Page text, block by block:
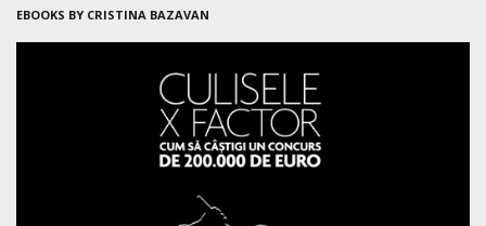
EBOOKS BY CRISTINA BAZAVAN